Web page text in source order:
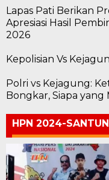
Lapas Pati Berikan
Apresiasi Hasil
2026
Kepolisian Vs
Polri vs Kejagung:
Bongkar, Siapa yang
HPN 2024-